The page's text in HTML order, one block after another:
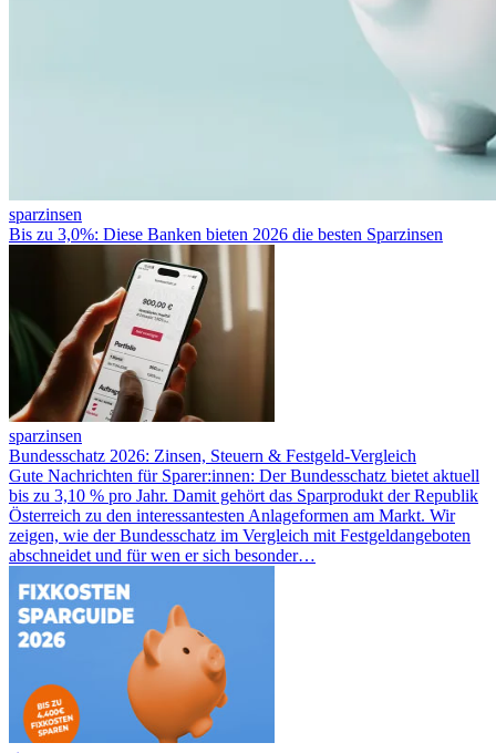
sparzinsen
Bis zu 3,0%: Diese Banken bieten 2026 die besten Sparzinsen
sparzinsen
Bundesschatz 2026: Zinsen, Steuern & Festgeld-Vergleich
Gute Nachrichten für Sparer:innen: Der Bundesschatz bietet aktuell
bis zu 3,10 % pro Jahr. Damit gehört das Sparprodukt der Republik
Österreich zu den interessantesten Anlageformen am Markt. Wir
zeigen, wie der Bundesschatz im Vergleich mit Festgeldangeboten
abschneidet und für wen er sich besonder…